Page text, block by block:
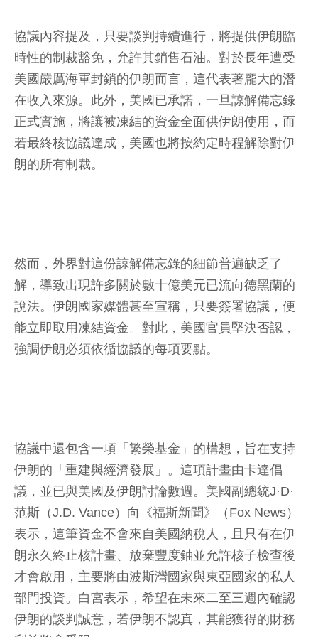
協議內容提及，只要談判持續進行，將提供伊朗臨
時性的制裁豁免，允許其銷售石油。對於長年遭受
美國嚴厲海軍封鎖的伊朗而言，這代表著龐大的潛
在收入來源。此外，美國已承諾，一旦諒解備忘錄
正式實施，將讓被凍結的資金全面供伊朗使用，而
若最終核協議達成，美國也將按約定時程解除對伊
朗的所有制裁。
然而，外界對這份諒解備忘錄的細節普遍缺乏了
解，導致出現許多關於數十億美元已流向德黑蘭的
說法。伊朗國家媒體甚至宣稱，只要簽署協議，便
能立即取用凍結資金。對此，美國官員堅決否認，
強調伊朗必須依循協議的每項要點。
協議中還包含一項「繁榮基金」的構想，旨在支持
伊朗的「重建與經濟發展」。這項計畫由卡達倡
議，並已與美國及伊朗討論數週。美國副總統J·D·
范斯（J.D. Vance）向《福斯新聞》（Fox News）
表示，這筆資金不會來自美國納稅人，且只有在伊
朗永久終止核計畫、放棄豐度鈾並允許核子檢查後
才會啟用，主要將由波斯灣國家與東亞國家的私人
部門投資。白宮表示，希望在未來二至三週內確認
伊朗的談判誠意，若伊朗不認真，其能獲得的財務